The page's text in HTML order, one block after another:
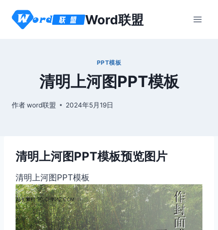
Word联盟
PPT模板
清明上河图PPT模板
作者word联盟 2024年5月19日
清明上河图PPT模板预览图片
清明上河图PPT模板